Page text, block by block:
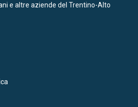
e altre aziende del Trentino-Alto